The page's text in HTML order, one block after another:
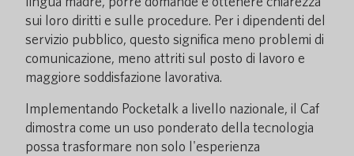
sui loro diritti e sulle procedure. Per i dipendenti del
servizio pubblico, questo significa meno problemi di
comunicazione, meno attriti sul posto di lavoro e
maggiore soddisfazione lavorativa.
Implementando Pocketalk a livello nazionale, il Caf
dimostra come un uso ponderato della tecnologia
possa trasformare non solo l'esperienza